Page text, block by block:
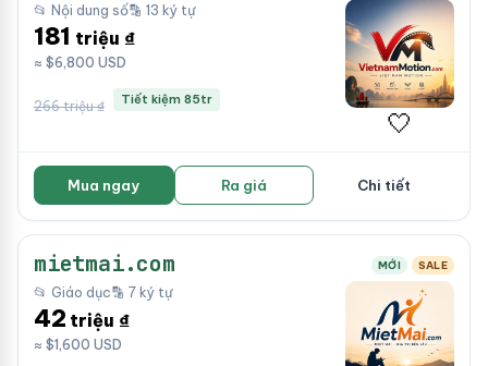
📂 Nội dung số🔡 13 ký tự
181 triệu ₫
≈ $6,800 USD
266 triệu ₫ Tiết kiệm 85tr
🤍
Mua ngay Ra giá Chi tiết
mietmai.com MỚI SALE
📂 Giáo dục🔡 7 ký tự
42 triệu ₫
≈ $1,600 USD